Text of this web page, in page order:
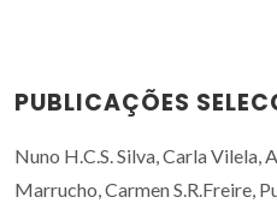
PUBLICAÇÕES
Nuno H.C.S. Silva, Carla Vilela,
Marrucho, Carmen S.R.Freire,